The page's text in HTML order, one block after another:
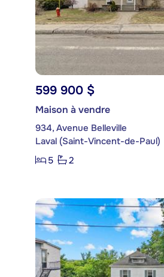
599 900 $
Maison à vendre
934, Avenue Belleville
Laval (Saint-Vincent-de-Paul)
5
2